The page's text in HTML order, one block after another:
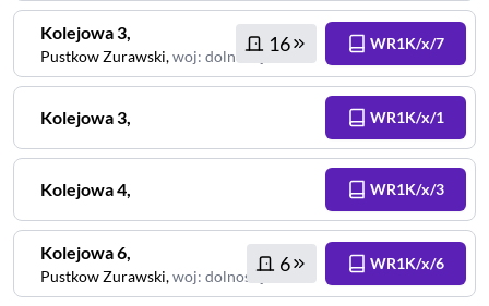
Kolejowa3,
Pustkow Zurawski,woj: dolnośląskie
16 WR1K/x/7
Kolejowa3, WR1K/x/1
Kolejowa4, WR1K/x/3
Kolejowa6,
Pustkow Zurawski,woj: dolnośląskie
6 WR1K/x/6